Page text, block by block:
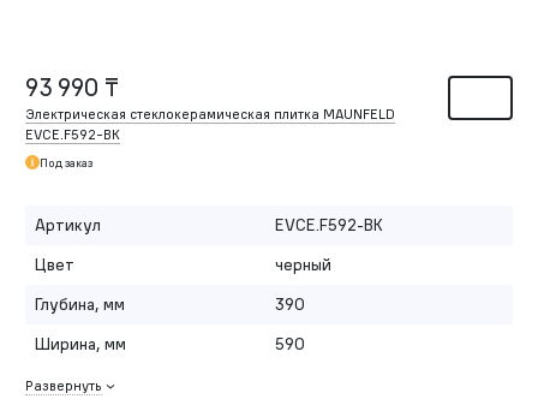
93 990 ₸
Электрическая стеклокерамическая плитка MAUNFELD
EVCE.F592-BK
Под заказ
Артикул
EVCE.F592-BK
Цвет
черный
Глубина, мм
390
Ширина, мм
590
Развернуть